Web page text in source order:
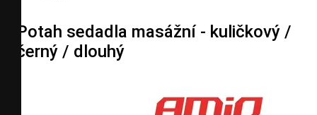
Potah sedadla masážní - kuličkový /
černý / dlouhý